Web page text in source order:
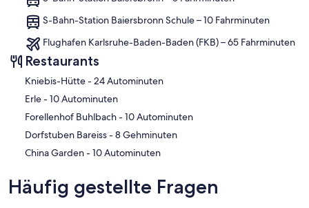
S-Bahn-Station Baiersbronn Schule – 10 Fahrminuten
Flughafen Karlsruhe-Baden-Baden (FKB) – 65 Fahrminuten
Restaurants
‪Kniebis-Hütte - ‬24 Autominuten
‪Erle - ‬10 Autominuten
‪Forellenhof Buhlbach - ‬10 Autominuten
‪Dorfstuben Bareiss - ‬8 Gehminuten
‪China Garden - ‬10 Autominuten
Häufig gestellte Fragen